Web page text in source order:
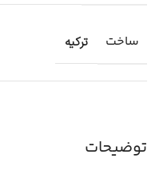
توضیحات
ساخت ترکیه